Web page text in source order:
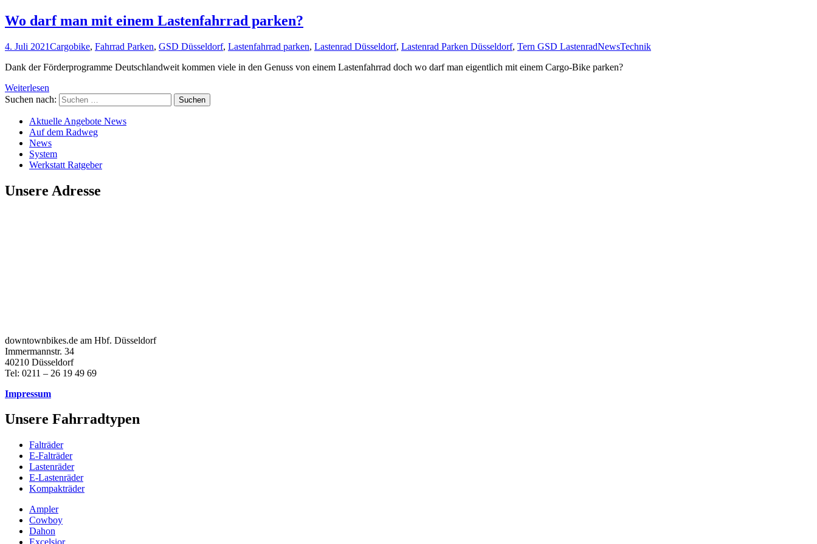
Wo darf man mit einem Lastenfahrrad parken?
4. Juli 2021Cargobike, Fahrrad Parken, GSD Düsseldorf, Lastenfahrrad parken, Lastenrad Düsseldorf, Lastenrad Parken Düsseldorf, Tern GSD LastenradNewsTechnik
Dank der Förderprogramme Deutschlandweit kommen viele in den Genuss von einem Lastenfahrrad doch wo darf man eigentlich mit einem Cargo-Bike parken?
Weiterlesen
Suchen nach:
Aktuelle Angebote News
Auf dem Radweg
News
System
Werkstatt Ratgeber
Unsere Adresse
downtownbikes.de am Hbf. Düsseldorf
Immermannstr. 34
40210 Düsseldorf
Tel: 0211 – 26 19 49 69
Impressum
Unsere Fahrradtypen
Falträder
E-Falträder
Lastenräder
E-Lastenräder
Kompakträder
Ampler
Cowboy
Dahon